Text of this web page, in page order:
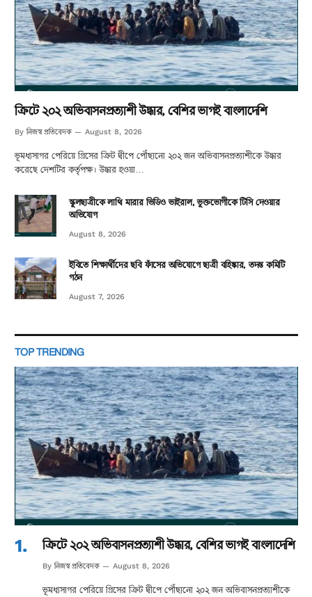
ক্রিটে ২০২ অভিবাসনপ্রত্যাশী উদ্ধার, বেশির ভাগই বাংলাদেশি
By নিজস্ব প্রতিবেদক August 8, 2026
ভূমধ্যসাগর পেরিয়ে গ্রিসের ক্রিট দ্বীপে পৌঁছানো ২০২ জন অভিবাসনপ্রত্যাশীকে উদ্ধার
করেছে দেশটির কর্তৃপক্ষ। উদ্ধার হওয়া…
স্কুলছাত্রীকে লাথি মারার ভিডিও ভাইরাল, ভুক্তভোগীকে টিসি দেওয়ার
অভিযোগ
August 8, 2026
ইবিতে শিক্ষার্থীদের ছবি ফাঁসের অভিযোগে ছাত্রী বহিষ্কার, তদন্ত কমিটি
গঠন
August 7, 2026
TOP TRENDING
ক্রিটে ২০২ অভিবাসনপ্রত্যাশী উদ্ধার, বেশির ভাগই বাংলাদেশি
By নিজস্ব প্রতিবেদক August 8, 2026
ভূমধ্যসাগর পেরিয়ে গ্রিসের ক্রিট দ্বীপে পৌঁছানো ২০২ জন অভিবাসনপ্রত্যাশীকে